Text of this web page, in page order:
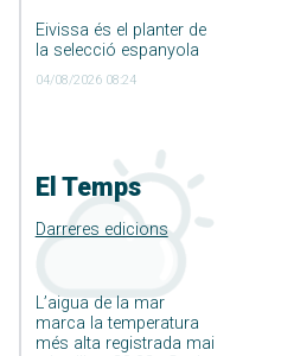
Eivissa és el planter de
la selecció espanyola
04/08/2026 08:24
El Temps
Darreres edicions
L’aigua de la mar
marca la temperatura
més alta registrada mai